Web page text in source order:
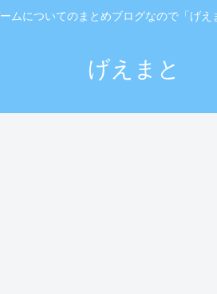
ムについてのまとめブログなので「げえ
げえまと